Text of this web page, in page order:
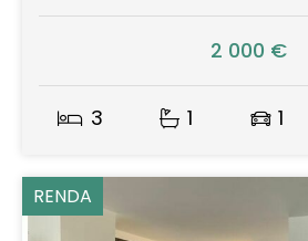
2 000 €
3 1 1
RENDA